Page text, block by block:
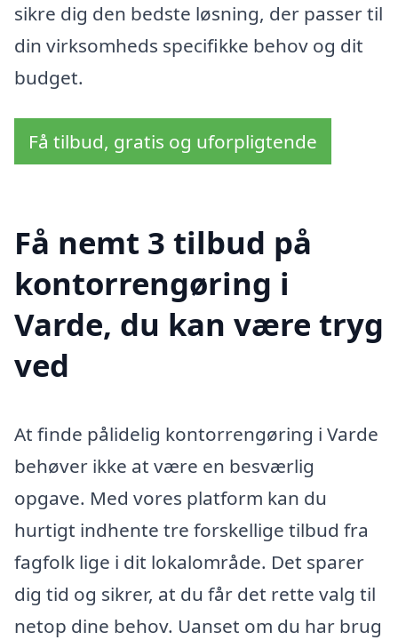
sikre dig den bedste løsning, der passer til
din virksomheds specifikke behov og dit
budget.
Få tilbud, gratis og uforpligtende
Få nemt 3 tilbud på
kontorrengøring i
Varde, du kan være tryg
ved
At finde pålidelig kontorrengøring i Varde
behøver ikke at være en besværlig
opgave. Med vores platform kan du
hurtigt indhente tre forskellige tilbud fra
fagfolk lige i dit lokalområde. Det sparer
dig tid og sikrer, at du får det rette valg til
netop dine behov. Uanset om du har brug